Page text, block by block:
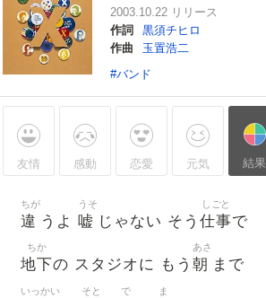
2003.10.22 リリース
作詞
黒須チヒロ
作曲
玉置浩二
#バンド
友情 感動 恋愛 元気 結果
違
ちが
うよ 嘘
うそ
じゃない そう 仕事
しごと
で
地下
ちか
の スタジオに もう 朝
あさ
まで
いっかい そと で ま